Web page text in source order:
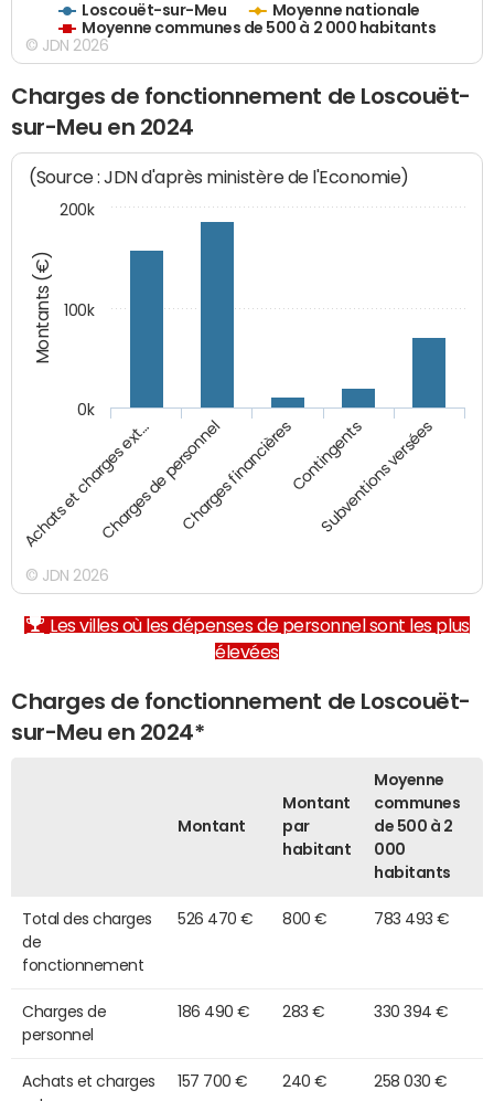
Loscouët-sur-Meu
Moyenne nationale
Moyenne communes de 500 à 2 000 habitants
© JDN 2026
Charges de fonctionnement de Loscouët-
sur-Meu en 2024
Montants (€)
(Source : JDN d'après ministère de l'Economie)
Achats et charges ext…Charges de personnelCharges financièresContingents
Subventions versées
0k
100k
200k
© JDN 2026
Les villes où les dépenses de personnel sont les plus
élevées
Charges de fonctionnement de Loscouët-
sur-Meu en 2024*
Montant
Montant
par
habitant
Moyenne
communes
de 500 à 2
000
habitants
Total des charges
de
fonctionnement
526 470 € 800 € 783 493 €
Charges de
personnel
186 490 € 283 € 330 394 €
Achats et charges
157 700 € 240 € 258 030 €